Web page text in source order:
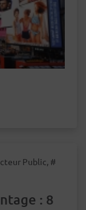
Public, #
: 8